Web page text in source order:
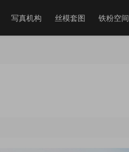
写真机构 丝模套图 铁粉空间